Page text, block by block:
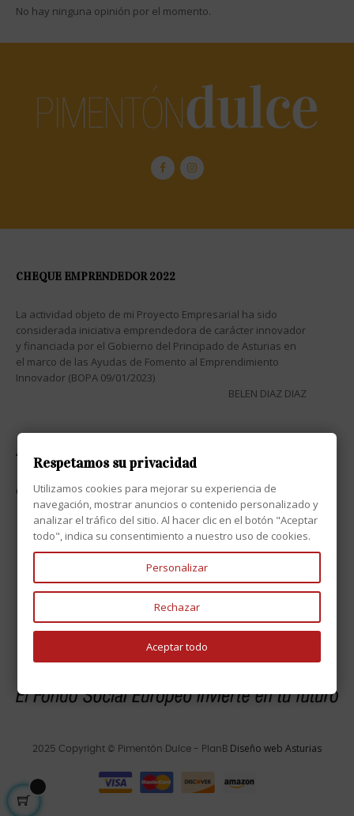
No hay ninguna opinión por el momento.
CHEQUE EMPRENDEDOR 2022
La actividad objeto de mi Proyecto Empresarial ha sido
considerada iniciativa emprendedora de carácter innovador
y financiada por el Gobierno del Principado de Asturias en
el marco de las Ayudas de Fomento al Emprendimiento
Innovador (BOPA 09/01/2023)
BELEN DIAZ DIAZ
ATENCIÓN AL CLIENTE
CONTACTO
2025 Copyright © Pimentón Dulce - PlanB Diseño web Asturias
Respetamos su privacidad
Utilizamos cookies para mejorar su experiencia de
navegación, mostrar anuncios o contenido personalizado y
analizar el tráfico del sitio. Al hacer clic en el botón "Aceptar
todo", indica su consentimiento a nuestro uso de cookies.
Personalizar
Rechazar
Aceptar todo